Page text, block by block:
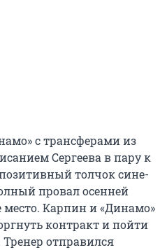
с трансферами из
Сергеева в пару к
толчок сине-
провал осенней
Карпин и «Динамо»
контракт и пойти
отправился